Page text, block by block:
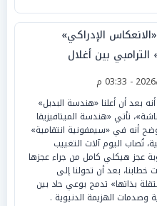
الإدراكي»
بين أغلال
الارتدادية» لـ إلهان
بعد أن أعلنا «هندسة البديل»
تأتي «هندسة الميتافيزيقا
أنه في «سيمفونية انتقامية»
تُصاب اليوم آلات التغييب
عجز هيكلي كامل من جراء عجزها
بعد أن تحولنا إلى
بذاتها» تدمج بوعي حاد بين
وصدمات الهزيمة الدنيوية .